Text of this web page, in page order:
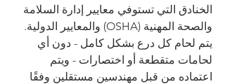
الخنادق التي تستوفي معايير إدارة السلامة
والصحة المهنية (OSHA) والمعايير الدولية.
يتم لحام كل درع بشكل كامل - دون أي
لحامات متقطعة أو اختصارات - ويتم
اعتماده من قبل مهندسين مستقلين وفقًا